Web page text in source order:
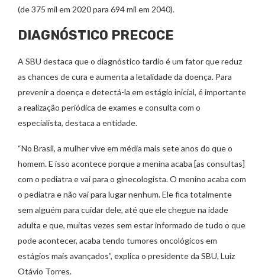
(de 375 mil em 2020 para 694 mil em 2040).
DIAGNÓSTICO PRECOCE
A SBU destaca que o diagnóstico tardio é um fator que reduz
as chances de cura e aumenta a letalidade da doença. Para
prevenir a doença e detectá-la em estágio inicial, é importante
a realização periódica de exames e consulta com o
especialista, destaca a entidade.
“No Brasil, a mulher vive em média mais sete anos do que o
homem. E isso acontece porque a menina acaba [as consultas]
com o pediatra e vai para o ginecologista. O menino acaba com
o pediatra e não vai para lugar nenhum. Ele fica totalmente
sem alguém para cuidar dele, até que ele chegue na idade
adulta e que, muitas vezes sem estar informado de tudo o que
pode acontecer, acaba tendo tumores oncológicos em
estágios mais avançados”, explica o presidente da SBU, Luiz
Otávio Torres.